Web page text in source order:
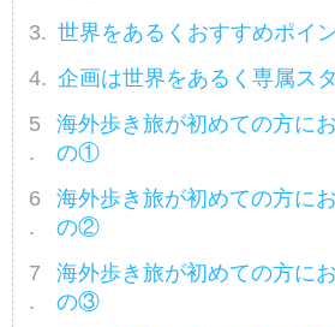
世界をあるくおすすめポイ
企画は世界をあるく専属ス
海外歩き旅が初めての方に
の①
海外歩き旅が初めての方に
の②
海外歩き旅が初めての方に
の③